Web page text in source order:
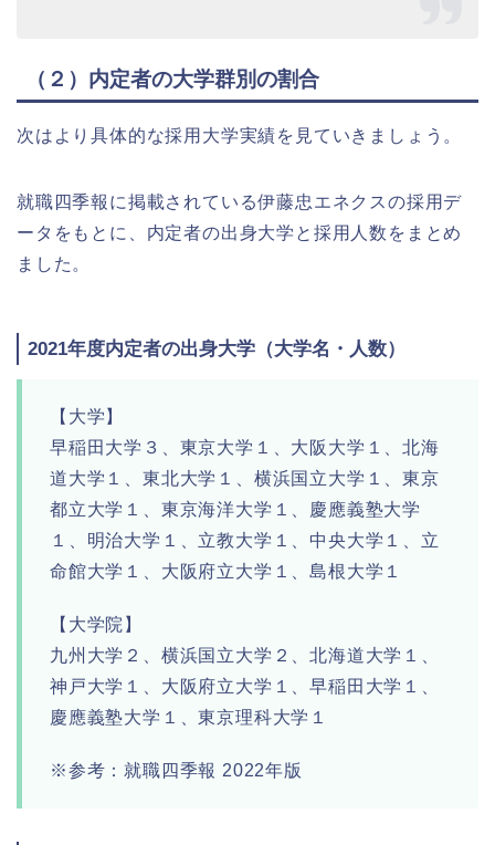
（２）内定者の大学群別の割合
次はより具体的な採用大学実績を見ていきましょう。
就職四季報に掲載されている伊藤忠エネクスの採用デ
ータをもとに、内定者の出身大学と採用人数をまとめ
ました。
2021年度内定者の出身大学（大学名・人数）
【大学】
早稲田大学３、東京大学１、大阪大学１、北海
道大学１、東北大学１、横浜国立大学１、東京
都立大学１、東京海洋大学１、慶應義塾大学
１、明治大学１、立教大学１、中央大学１、立
命館大学１、大阪府立大学１、島根大学１
【大学院】
九州大学２、横浜国立大学２、北海道大学１、
神戸大学１、大阪府立大学１、早稲田大学１、
慶應義塾大学１、東京理科大学１
※参考：就職四季報 2022年版